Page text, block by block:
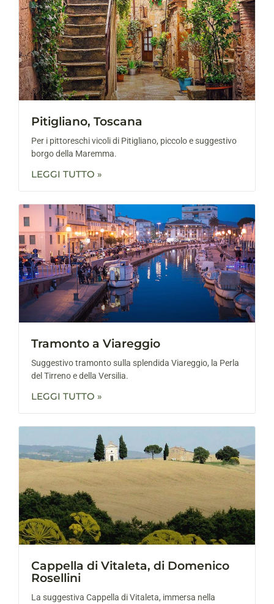
Pitigliano, Toscana
Per i pittoreschi vicoli di Pitigliano, piccolo e suggestivo
borgo della Maremma.
LEGGI TUTTO »
Tramonto a Viareggio
Suggestivo tramonto sulla splendida Viareggio, la Perla
del Tirreno e della Versilia.
LEGGI TUTTO »
Cappella di Vitaleta, di Domenico
Rosellini
La suggestiva Cappella di Vitaleta, immersa nella